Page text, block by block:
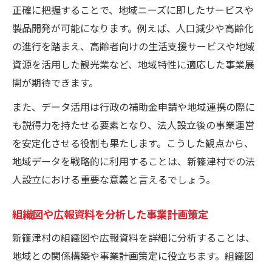
正確に把握することで、地域ニーズに即したサービスや
製品開発が可能になります。例えば、人口減少や高齢化
の進行を踏まえ、高齢者向けの生活支援サービスや地域
資源を活用した観光業など、地域特性に適応した事業展
開が期待できます。
また、データ活用は行政の補助金申請や地域連携の際に
も説得力を持たせる要素となり、法人設立後の事業運営
を安定化させる役割も果たします。こうした観点から、
地域データを戦略的に利用することは、新篠津村での法
人設立における重要な意義と言えるでしょう。
組織図や広報資料を分析した事業計画策定
新篠津村の組織図や広報資料を詳細に分析することは、
地域との関係構築や事業計画策定に役立ちます。組織図